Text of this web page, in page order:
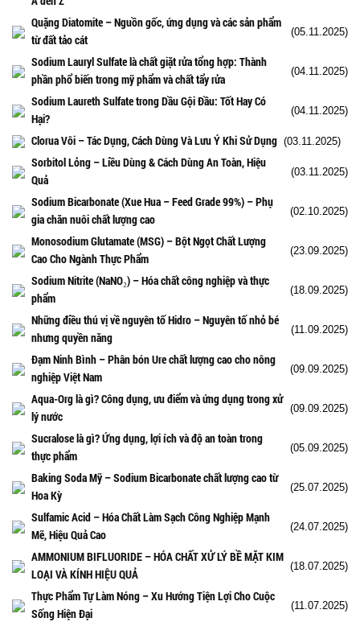
Quặng Diatomite – Nguồn gốc, ứng dụng và các sản phẩm
từ đất tảo cát
(05.11.2025)
Sodium Lauryl Sulfate là chất giặt rửa tổng hợp: Thành
phần phổ biến trong mỹ phẩm và chất tẩy rửa
(04.11.2025)
Sodium Laureth Sulfate trong Dầu Gội Đầu: Tốt Hay Có
Hại?
(04.11.2025)
Clorua Vôi – Tác Dụng, Cách Dùng Và Lưu Ý Khi Sử Dụng (03.11.2025)
Sorbitol Lỏng – Liều Dùng & Cách Dùng An Toàn, Hiệu
Quả
(03.11.2025)
Sodium Bicarbonate (Xue Hua – Feed Grade 99%) – Phụ
gia chăn nuôi chất lượng cao
(02.10.2025)
Monosodium Glutamate (MSG) – Bột Ngọt Chất Lượng
Cao Cho Ngành Thực Phẩm
(23.09.2025)
Sodium Nitrite (NaNO₂) – Hóa chất công nghiệp và thực
phẩm
(18.09.2025)
Những điều thú vị về nguyên tố Hidro – Nguyên tố nhỏ bé
nhưng quyền năng
(11.09.2025)
Đạm Ninh Bình – Phân bón Ure chất lượng cao cho nông
nghiệp Việt Nam
(09.09.2025)
Aqua-Org là gì? Công dụng, ưu điểm và ứng dụng trong xử
lý nước
(09.09.2025)
Sucralose là gì? Ứng dụng, lợi ích và độ an toàn trong
thực phẩm
(05.09.2025)
Baking Soda Mỹ – Sodium Bicarbonate chất lượng cao từ
Hoa Kỳ
(25.07.2025)
Sulfamic Acid – Hóa Chất Làm Sạch Công Nghiệp Mạnh
Mẽ, Hiệu Quả Cao
(24.07.2025)
AMMONIUM BIFLUORIDE – HÓA CHẤT XỬ LÝ BỀ MẶT KIM
LOẠI VÀ KÍNH HIỆU QUẢ
(18.07.2025)
Thực Phẩm Tự Làm Nóng – Xu Hướng Tiện Lợi Cho Cuộc
Sống Hiện Đại
(11.07.2025)